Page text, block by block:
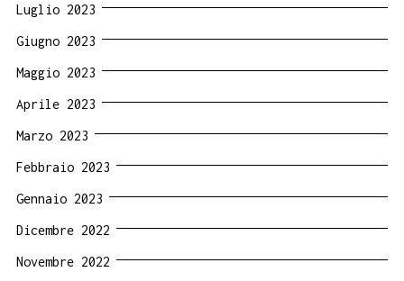
Luglio 2023
Giugno 2023
Maggio 2023
Aprile 2023
Marzo 2023
Febbraio 2023
Gennaio 2023
Dicembre 2022
Novembre 2022